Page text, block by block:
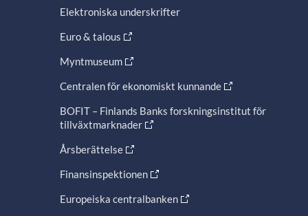
Elektroniska underskrifter
Euro & talous
Myntmuseum
Centralen för ekonomiskt kunnande
BOFIT – Finlands Banks forskningsinstitut för
tillväxtmarknader
Årsberättelse
Finansinspektionen
Europeiska centralbanken